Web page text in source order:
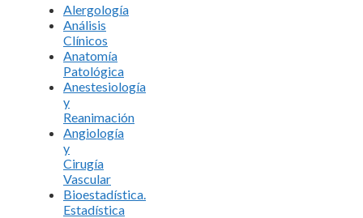
Alergología
Análisis
Clínicos
Anatomía
Patológica
Anestesiología
y
Reanimación
Angiología
y
Cirugía
Vascular
Bioestadística.
Estadística